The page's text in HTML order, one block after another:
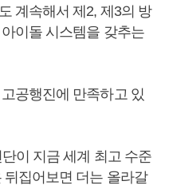
계속해서 제2, 제3의 방
이돌 시스템을 갖추는
공행진에 만족하고 있
이 지금 세계 최고 수준
집어보면 더는 올라갈